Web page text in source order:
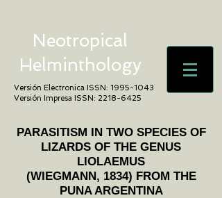
Neotropical
Helminthology
Versión Electronica ISSN: 1995-1043
Versión Impresa ISSN: 2218-6425
PARASITISM IN TWO SPECIES OF
LIZARDS OF THE GENUS
LIOLAEMUS
(WIEGMANN, 1834) FROM THE
PUNA ARGENTINA